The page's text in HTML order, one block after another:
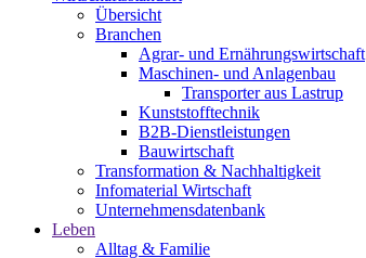
Übersicht
Branchen
Agrar- und Ernährungswirtschaft
Maschinen- und Anlagenbau
Transporter aus Lastrup
Kunststofftechnik
B2B-Dienstleistungen
Bauwirtschaft
Transformation & Nachhaltigkeit
Infomaterial Wirtschaft
Unternehmensdatenbank
Leben
Alltag & Familie